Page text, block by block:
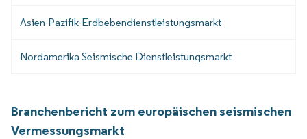
Asien-Pazifik-Erdbebendienstleistungsmarkt
Nordamerika Seismische Dienstleistungsmarkt
Branchenbericht zum europäischen seismischen
Vermessungsmarkt